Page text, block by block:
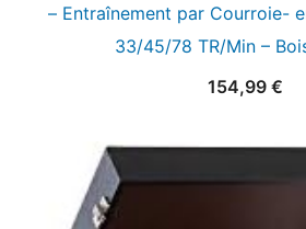
– Entraînement par Courroie-
33/45/78 TR/Min –
154,99 €